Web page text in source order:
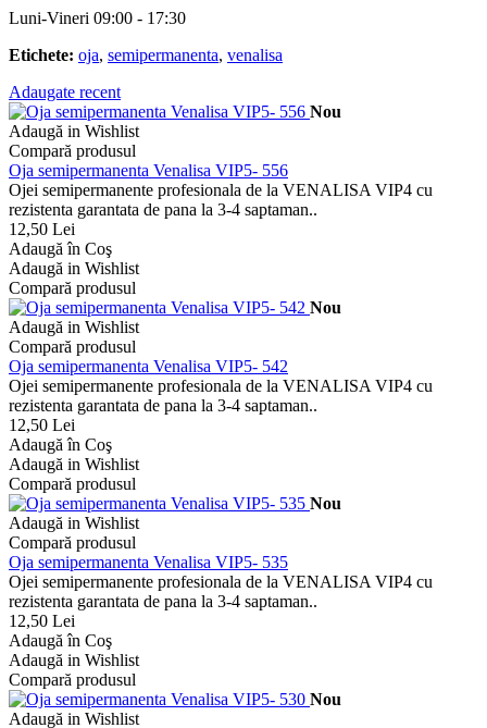
Luni-Vineri 09:00 - 17:30
Etichete: oja, semipermanenta, venalisa
Adaugate recent
Nou
Adaugă in Wishlist
Compară produsul
Oja semipermanenta Venalisa VIP5- 556
Ojei semipermanente profesionala de la VENALISA VIP4 cu
rezistenta garantata de pana la 3-4 saptaman..
12,50 Lei
Adaugă în Coş
Adaugă in Wishlist
Compară produsul
Nou
Adaugă in Wishlist
Compară produsul
Oja semipermanenta Venalisa VIP5- 542
Ojei semipermanente profesionala de la VENALISA VIP4 cu
rezistenta garantata de pana la 3-4 saptaman..
12,50 Lei
Adaugă în Coş
Adaugă in Wishlist
Compară produsul
Nou
Adaugă in Wishlist
Compară produsul
Oja semipermanenta Venalisa VIP5- 535
Ojei semipermanente profesionala de la VENALISA VIP4 cu
rezistenta garantata de pana la 3-4 saptaman..
12,50 Lei
Adaugă în Coş
Adaugă in Wishlist
Compară produsul
Nou
Adaugă in Wishlist